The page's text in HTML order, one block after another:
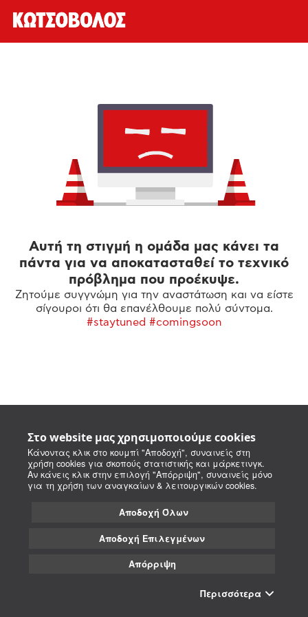
Στο website μας χρησιμοποιούμε cookies
Κάνοντας κλικ στο κουμπί "Αποδοχή", συναινείς στη
χρήση cookies για σκοπούς στατιστικής και μάρκετινγκ.
Αν κάνεις κλικ στην επιλογή "Απόρριψη", συναινείς μόνο
για τη χρήση των αναγκαίων & λειτουργικών cookies.
Αποδοχή Όλων
Αποδοχή Επιλεγμένων
Απόρριψη
Περισσότερα
Αυτή τη στιγμή η ομάδα μας κάνει τα
πάντα για να αποκατασταθεί το τεχνικό
πρόβλημα που προέκυψε.
Ζητούμε συγγνώμη για την αναστάτωση και να είστε
σίγουροι ότι θα επανέλθουμε πολύ σύντομα.
#staytuned #comingsoon